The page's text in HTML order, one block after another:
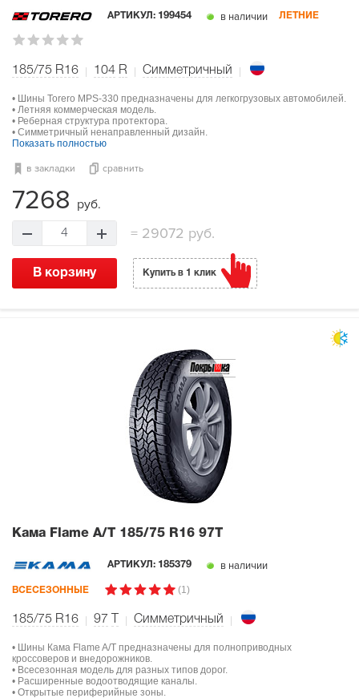
АРТИКУЛ: 199454 в наличии ЛЕТНИЕ
185/75 R16 104 R Симметричный
• Шины Torero MPS-330 предназначены для легкогрузовых автомобилей.
• Летняя коммерческая модель.
• Реберная структура протектора.
• Симметричный ненаправленный дизайн.
Показать полностью
в закладки сравнить
7268 руб.
4 = 29072 руб.
В корзину Купить в 1 клик
Кама Flame A/T 185/75 R16 97T
АРТИКУЛ: 185379 в наличии
ВСЕСЕЗОННЫЕ (1)
185/75 R16 97 Симметричный
• Шины Кама Flame A/T предназначены для полноприводных
кроссоверов и внедорожников.
• Всесезонная модель для разных типов дорог.
• Расширенные водоотводящие каналы.
• Открытые периферийные зоны.